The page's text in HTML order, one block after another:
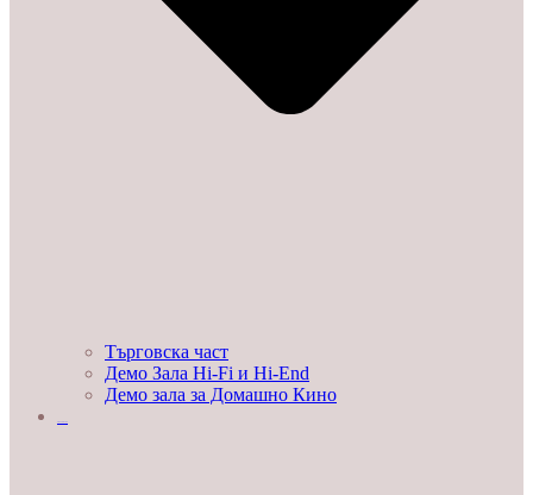
Търговска част
Демо Зала Hi-Fi и Hi-End
Демо зала за Домашно Кино